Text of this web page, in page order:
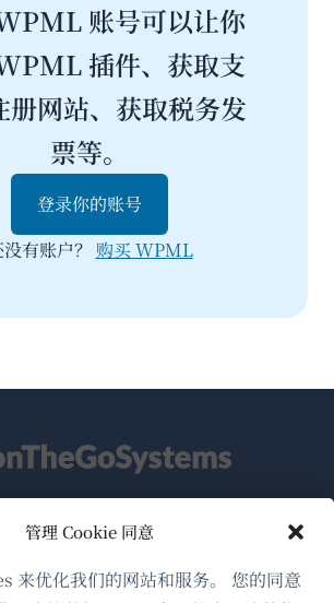
管理 Cookie 同意
来优化我们的网站和服务。 您的同意
账号可以让你
插件、获取支
册网站、获取税务发
票等。
登录你的账号
有账户？ 购买 WPML
关于WPML
GDPR与隐私政策